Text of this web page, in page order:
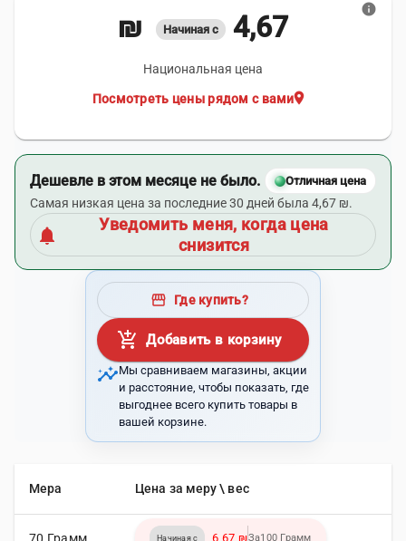
Начиная с 4,67 ₪
Национальная цена
location_on
Посмотреть цены рядом с вами
info
Дешевле в этом месяце не было. Отличная цена
Самая низкая цена за последние 30 дней была 4,67 ₪.
notifications
Уведомить меня, когда цена
снизится
storefront Где купить?
add_shopping_cart Добавить в корзину
insightsМы сравниваем магазины, акции
и расстояние, чтобы показать, где
выгоднее всего купить товары в
вашей корзине.
Мера Цена за меру \ вес
Начиная с 6,67 ₪За100 Грамм